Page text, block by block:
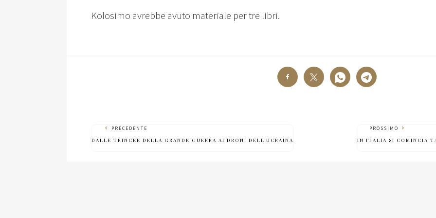
Kolosimo avrebbe avuto materiale per tre libri.
PRECEDENTE
DALLE TRINCEE DELLA GRANDE GUERRA AI DRONI DELL’UCRAINA
PROSSIMO
IN ITALIA SI COMINCIA